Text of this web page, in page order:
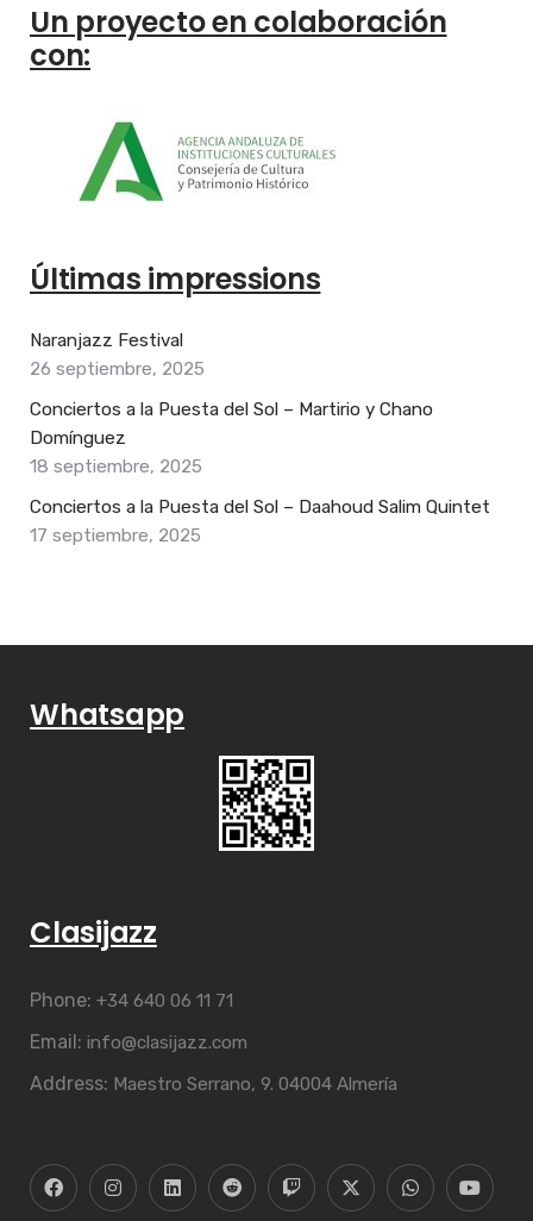
Un proyecto en colaboración
con:
Últimas impressions
Naranjazz Festival
26 septiembre, 2025
Conciertos a la Puesta del Sol – Martirio y Chano
Domínguez
18 septiembre, 2025
Conciertos a la Puesta del Sol – Daahoud Salim Quintet
17 septiembre, 2025
Whatsapp
Clasijazz
Phone: +34 640 06 11 71
Email: info@clasijazz.com
Address: Maestro Serrano, 9. 04004 Almería